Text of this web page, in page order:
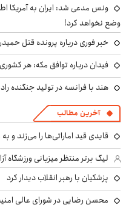
ونس مدعی شد: ایران به آمریکا
وضع نخواهد کرد!
خبر فوری درباره پرونده قتل
فیدان درباره توافق مکه: هر
هند با فرانسه در تولید جنگنده
آخرین مطالب
قایدی قید اماراتی‌ها را می‌زند و
لیگ برتر منتظر میزبانی ورزشگاه
پزشکیان با رهبر انقلاب دیدار کرد
محسن رضایی در شورای عالی